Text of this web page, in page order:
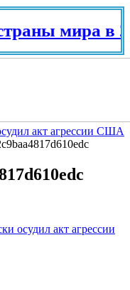
мира в
акт агрессии США
осудил акт агрессии